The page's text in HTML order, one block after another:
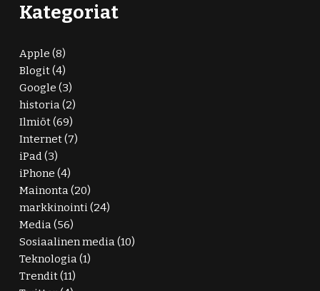
Kategoriat
Apple (8)
Blogit(4)
Google (3)
historia(2)
Ilmiöt(69)
Internet(7)
iPad(3)
iPhone (4)
Mainonta(20)
markkinointi(24)
Media(56)
Sosiaalinen media(10)
Teknologia(1)
Trendit(11)